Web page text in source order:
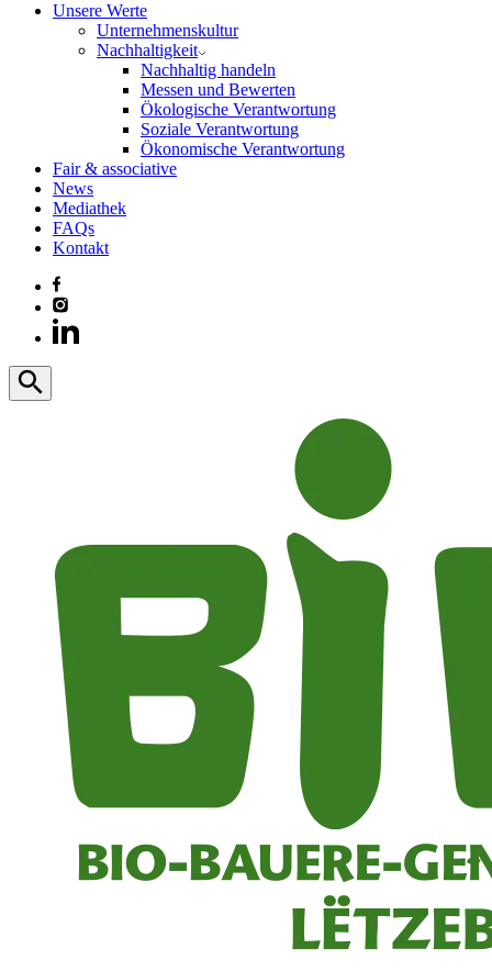
Unsere Werte
Unternehmenskultur
Nachhaltigkeit
Nachhaltig handeln
Messen und Bewerten
Ökologische Verantwortung
Soziale Verantwortung
Ökonomische Verantwortung
Fair & associative
News
Mediathek
FAQs
Kontakt